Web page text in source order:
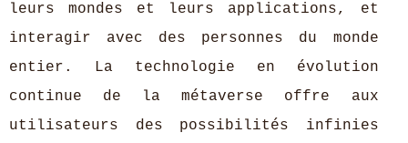
leurs mondes et leurs applications, et
interagir avec des personnes du monde
entier. La technologie en évolution
continue de la métaverse offre aux
utilisateurs des possibilités infinies